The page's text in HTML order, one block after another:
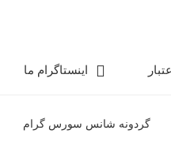
اینستاگرام ما
گردونه شانس سورس گرام